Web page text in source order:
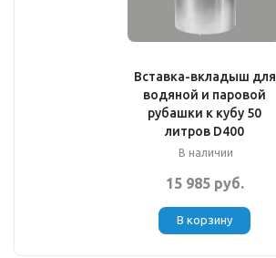
Вставка-вкладыш для
водяной и паровой
рубашки к кубу 50
литров D400
В наличии
15 985 руб.
В корзину